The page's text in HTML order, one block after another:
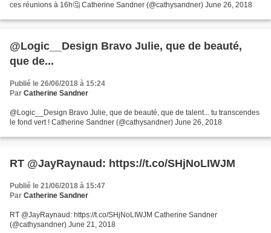
ces réunions à 16h🤔 Catherine Sandner (@cathysandner) June 26, 2018
@Logic__Design Bravo Julie, que de beauté,
que de...
Publié le 26/06/2018 à 15:24
Par Catherine Sandner
@Logic__Design Bravo Julie, que de beauté, que de talent... tu transcendes
le fond vert ! Catherine Sandner (@cathysandner) June 26, 2018
RT @JayRaynaud: https://t.co/SHjNoLIWJM
Publié le 21/06/2018 à 15:47
Par Catherine Sandner
RT @JayRaynaud: https://t.co/SHjNoLIWJM Catherine Sandner
(@cathysandner) June 21, 2018